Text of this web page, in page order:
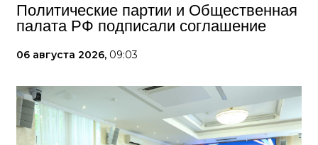
Политические партии и Общественная
палата РФ подписали соглашение
06 августа 2026, 09:03